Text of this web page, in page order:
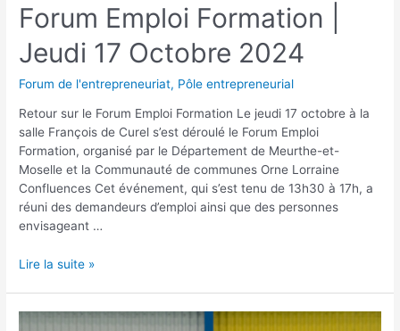
Forum Emploi Formation |
Jeudi 17 Octobre 2024
Forum de l'entrepreneuriat, Pôle entrepreneurial
Retour sur le Forum Emploi Formation Le jeudi 17 octobre à la
salle François de Curel s’est déroulé le Forum Emploi
Formation, organisé par le Département de Meurthe-et-
Moselle et la Communauté de communes Orne Lorraine
Confluences Cet événement, qui s’est tenu de 13h30 à 17h, a
réuni des demandeurs d’emploi ainsi que des personnes
envisageant …
Lire la suite »